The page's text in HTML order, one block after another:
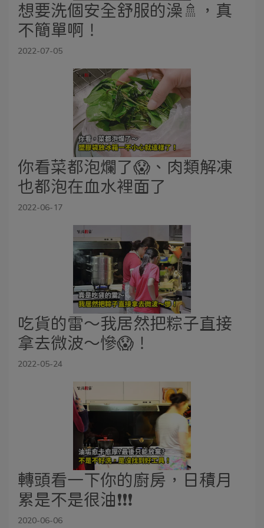
想要洗個安全舒服的澡🚿，真
不簡單啊！
2022-07-05
你看菜都泡爛了😱、肉類解凍
也都泡在血水裡面了
2022-06-17
吃貨的雷～我居然把粽子直接
拿去微波～慘😱！
2022-05-24
轉頭看一下你的廚房，日積月
累是不是很油❗️❗️❗️
2020-06-06